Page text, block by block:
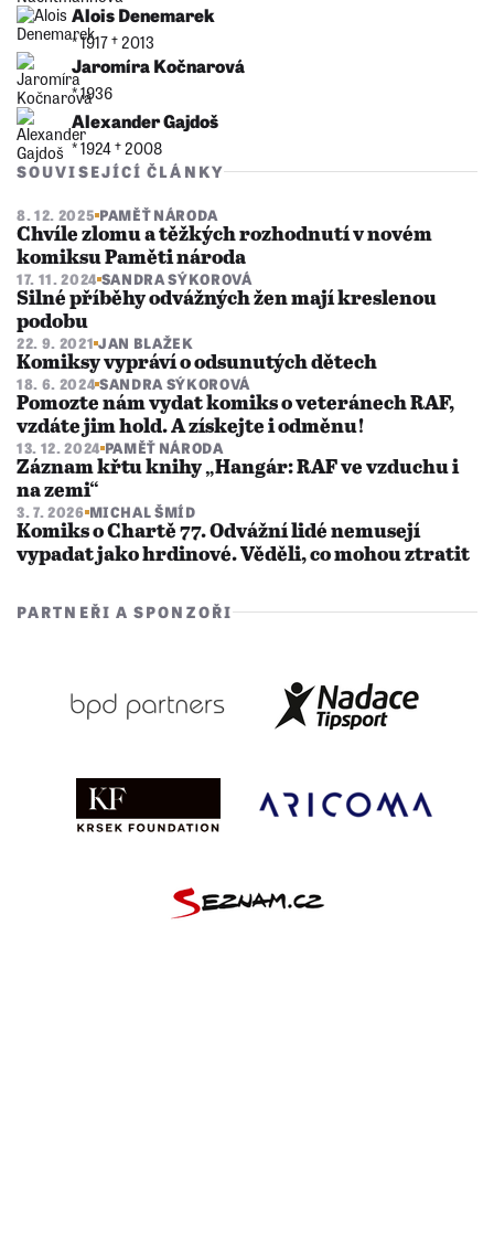
Alois Denemarek
* 1917 †︎ 2013
Jaromíra Kočnarová
* 1936
Alexander Gajdoš
* 1924 †︎ 2008
SOUVISEJÍCÍ ČLÁNKY
8. 12. 2025 PAMĚŤ NÁRODA
Chvíle zlomu a těžkých rozhodnutí v novém
komiksu Paměti národa
17. 11. 2024 SANDRA SÝKOROVÁ
Silné příběhy odvážných žen mají kreslenou
podobu
22. 9. 2021 JAN BLAŽEK
Komiksy vypráví o odsunutých dětech
18. 6. 2024 SANDRA SÝKOROVÁ
Pomozte nám vydat komiks o veteránech RAF,
vzdáte jim hold. A získejte i odměnu!
13. 12. 2024 PAMĚŤ NÁRODA
Záznam křtu knihy „Hangár: RAF ve vzduchu i
na zemi“
3. 7. 2026 MICHAL ŠMÍD
Komiks o Chartě 77. Odvážní lidé nemusejí
vypadat jako hrdinové. Věděli, co mohou ztratit
PARTNEŘI A SPONZOŘI